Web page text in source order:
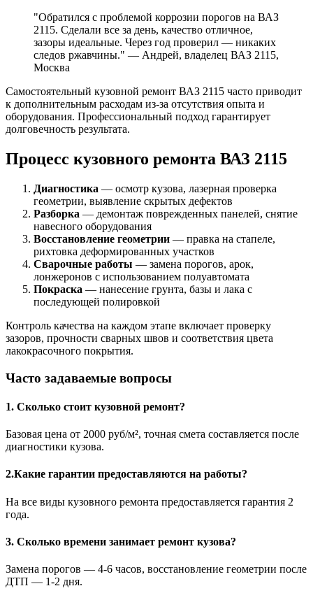
"Обратился с проблемой коррозии порогов на ВАЗ
2115. Сделали все за день, качество отличное,
зазоры идеальные. Через год проверил — никаких
следов ржавчины." — Андрей, владелец ВАЗ 2115,
Москва
Самостоятельный кузовной ремонт ВАЗ 2115 часто приводит
к дополнительным расходам из-за отсутствия опыта и
оборудования. Профессиональный подход гарантирует
долговечность результата.
Процесс кузовного ремонта ВАЗ 2115
Диагностика — осмотр кузова, лазерная проверка
геометрии, выявление скрытых дефектов
Разборка — демонтаж поврежденных панелей, снятие
навесного оборудования
Восстановление геометрии — правка на стапеле,
рихтовка деформированных участков
Сварочные работы — замена порогов, арок,
лонжеронов с использованием полуавтомата
Покраска — нанесение грунта, базы и лака с
последующей полировкой
Контроль качества на каждом этапе включает проверку
зазоров, прочности сварных швов и соответствия цвета
лакокрасочного покрытия.
Часто задаваемые вопросы
1. Сколько стоит кузовной ремонт?
Базовая цена от 2000 руб/м², точная смета составляется после
диагностики кузова.
2.Какие гарантии предоставляются на работы?
На все виды кузовного ремонта предоставляется гарантия 2
года.
3. Сколько времени занимает ремонт кузова?
Замена порогов — 4-6 часов, восстановление геометрии после
ДТП — 1-2 дня.